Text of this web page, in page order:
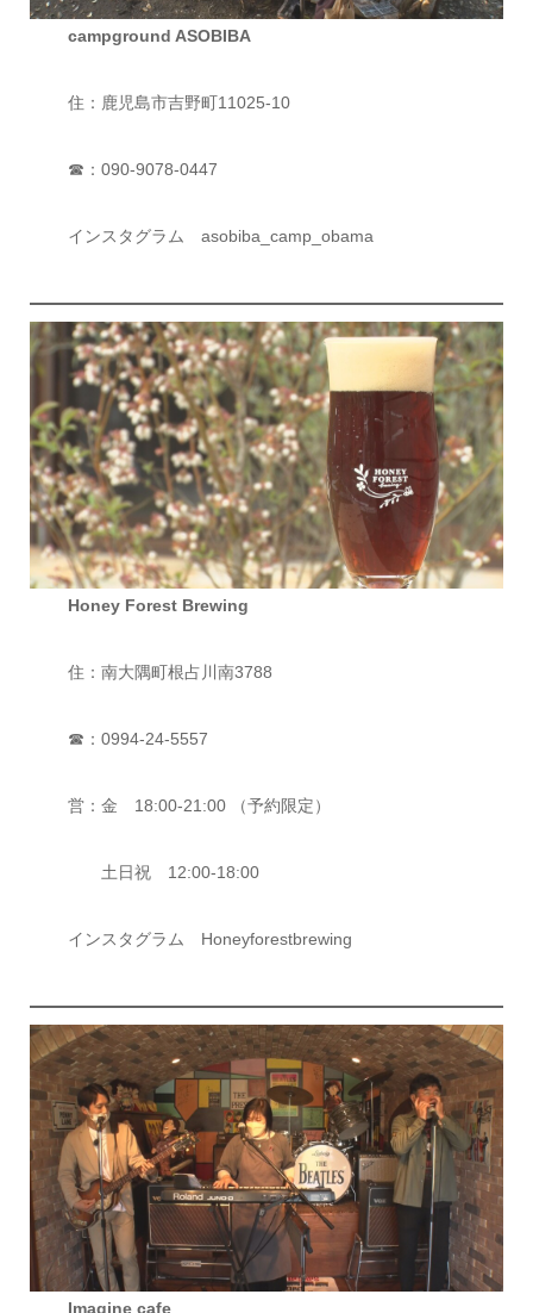
campground ASOBIBA
住：鹿児島市吉野町11025-10
☎：090-9078-0447
インスタグラム asobiba_camp_obama
Honey Forest Brewing
住：南大隅町根占川南3788
☎：0994-24-5557
営：金 18:00-21:00 （予約限定）
土日祝 12:00-18:00
インスタグラム Honeyforestbrewing
Imagine cafe